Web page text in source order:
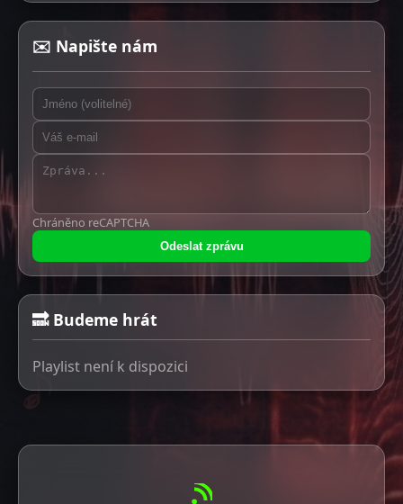
✉️ Napište nám
Chráněno reCAPTCHA
Odeslat zprávu
🔜 Budeme hrát
Playlist není k dispozici